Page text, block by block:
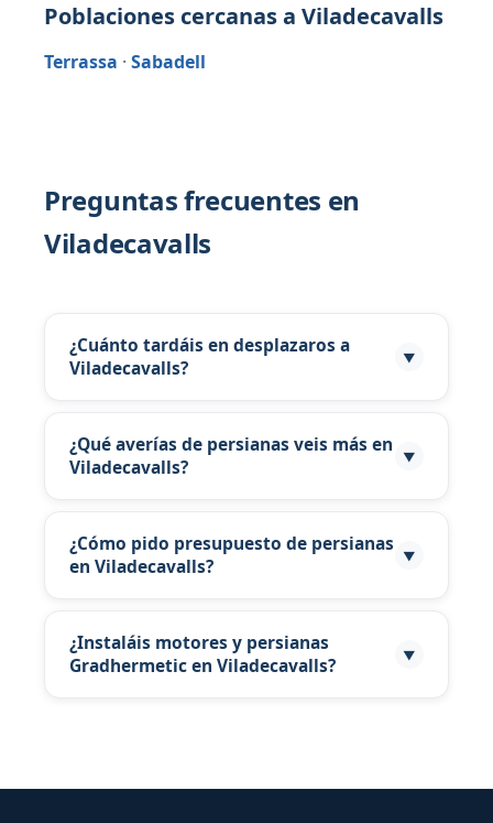
Poblaciones cercanas a Viladecavalls
Terrassa · Sabadell
Preguntas frecuentes en
Viladecavalls
¿Cuánto tardáis en desplazaros a
Viladecavalls?
▼
personalizado.
¿Qué averías de persianas veis más en
Viladecavalls?
▼
guías, lamas y motores averiados.
¿Cómo pido presupuesto de persianas
en Viladecavalls?
▼
Viladecavalls para presupuesto orientativo.
¿Instaláis motores y persianas
Gradhermetic en Viladecavalls?
▼